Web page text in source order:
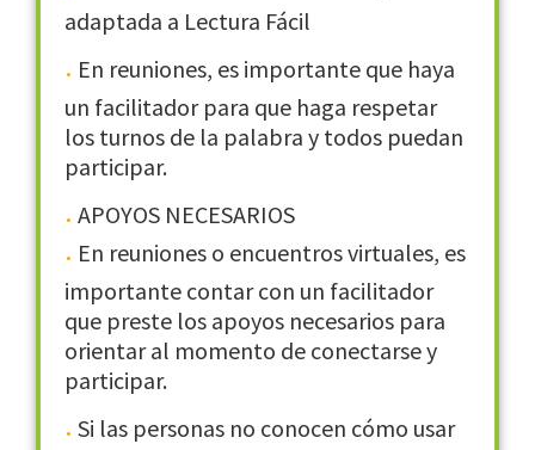
adaptada a Lectura Fácil
En reuniones, es importante que haya
un facilitador para que haga respetar
los turnos de la palabra y todos puedan
participar.
APOYOS NECESARIOS
En reuniones o encuentros virtuales, es
importante contar con un facilitador
que preste los apoyos necesarios para
orientar al momento de conectarse y
participar.
Si las personas no conocen cómo usar